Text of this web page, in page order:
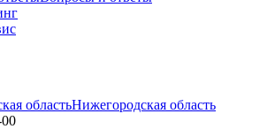
Нижегородская область